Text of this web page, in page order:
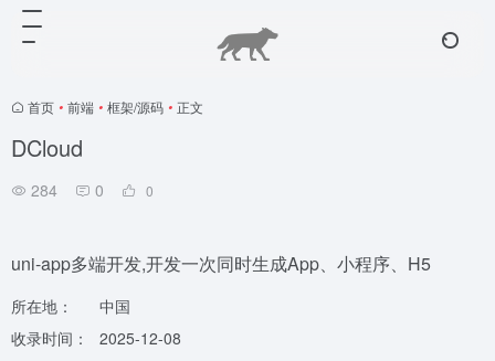
首页 • 前端 • 框架/源码 • 正文
DCloud
284 0 0
uni-app多端开发,开发一次同时生成App、小程序、H5
所在地：
中国
收录时间：
2025-12-08